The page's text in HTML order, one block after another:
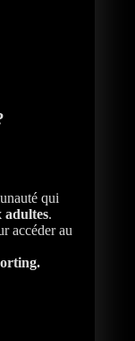
qui
adultes.
accéder au